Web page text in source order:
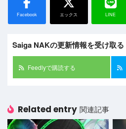
Facebook エックス LINE
Saiga NAKの更新情報を受け取る
Feedlyで購読する
Related entry 関連記事